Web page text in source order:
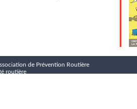
de Prévention Routière
routière